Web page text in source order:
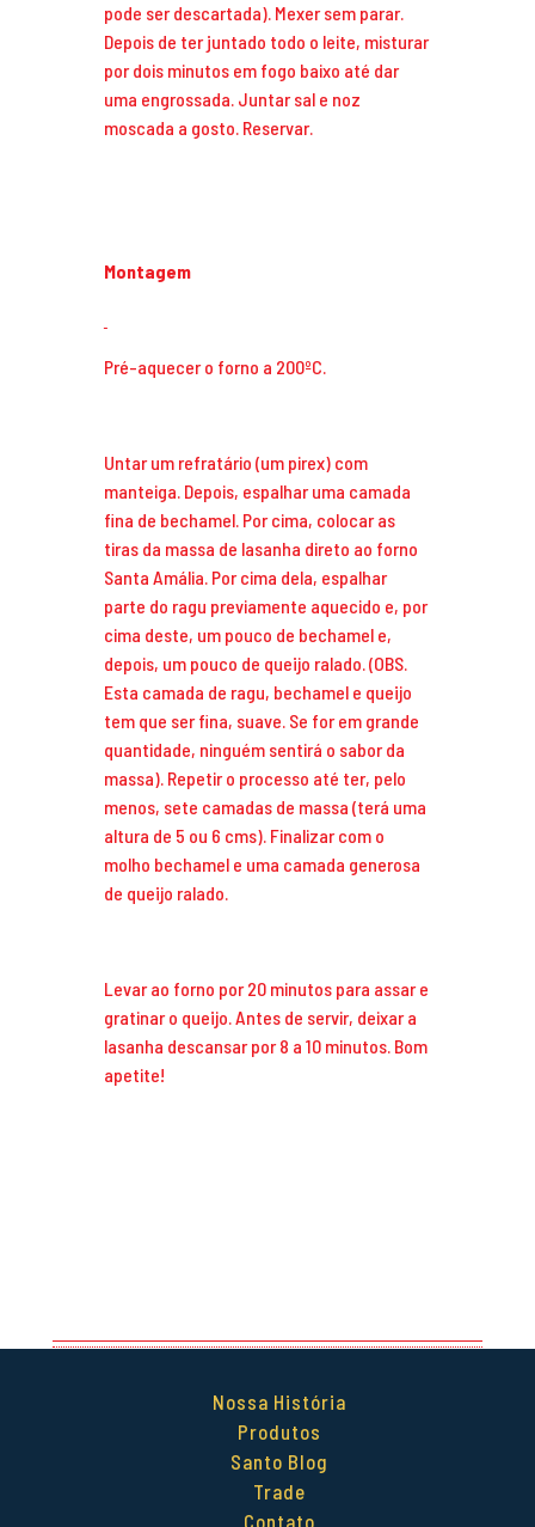
pode ser descartada). Mexer sem parar.
Depois de ter juntado todo o leite, misturar
por dois minutos em fogo baixo até dar
uma engrossada. Juntar sal e noz
moscada a gosto. Reservar.
Montagem
Pré-aquecer o forno a 200ºC.
Untar um refratário (um pirex) com
manteiga. Depois, espalhar uma camada
fina de bechamel. Por cima, colocar as
tiras da massa de lasanha direto ao forno
Santa Amália. Por cima dela, espalhar
parte do ragu previamente aquecido e, por
cima deste, um pouco de bechamel e,
depois, um pouco de queijo ralado. (OBS.
Esta camada de ragu, bechamel e queijo
tem que ser fina, suave. Se for em grande
quantidade, ninguém sentirá o sabor da
massa). Repetir o processo até ter, pelo
menos, sete camadas de massa (terá uma
altura de 5 ou 6 cms). Finalizar com o
molho bechamel e uma camada generosa
de queijo ralado.
Levar ao forno por 20 minutos para assar e
gratinar o queijo. Antes de servir, deixar a
lasanha descansar por 8 a 10 minutos. Bom
apetite!
Nossa História
Produtos
Santo Blog
Trade
Contato